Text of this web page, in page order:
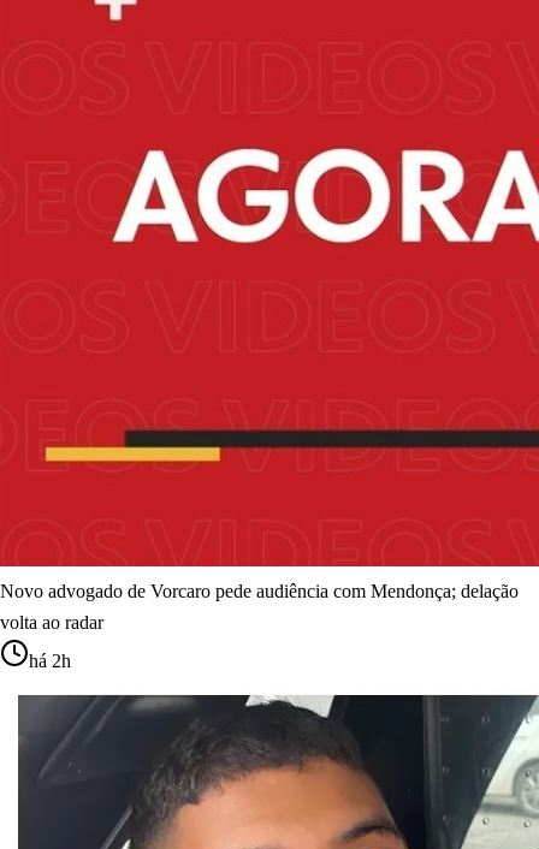
Novo advogado de Vorcaro pede audiência com Mendonça; delação
volta ao radar
há 2h